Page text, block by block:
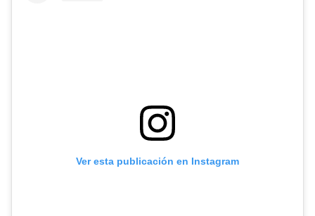
Ver esta publicación en Instagram